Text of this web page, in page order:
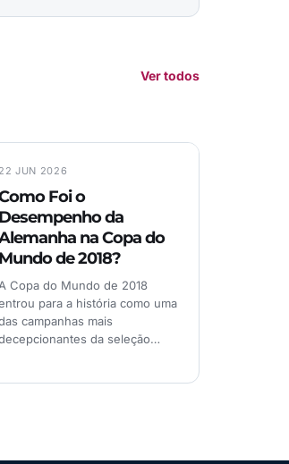
Ver todos
22 JUN 2026
Foi o
Desempenho da
na Copa do
Mundo de 2018?
A Copa do Mundo de 2018
para a história como uma
campanhas mais
da seleção…